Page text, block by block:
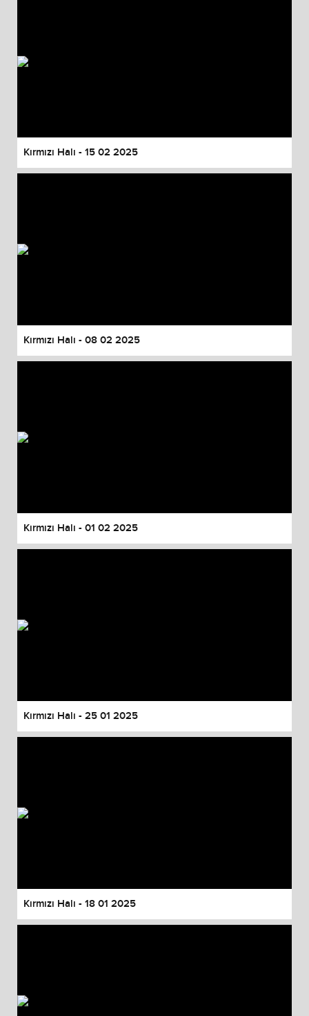
Kırmızı Halı - 15 02 2025
Kırmızı Halı - 08 02 2025
Kırmızı Halı - 01 02 2025
Kırmızı Halı - 25 01 2025
Kırmızı Halı - 18 01 2025